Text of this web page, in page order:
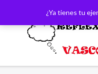
¿Ya tienes tu
contenido